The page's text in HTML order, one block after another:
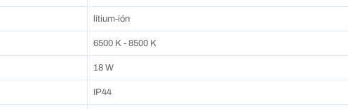
lítium-ión
6500 K - 8500 K
18 W
IP44